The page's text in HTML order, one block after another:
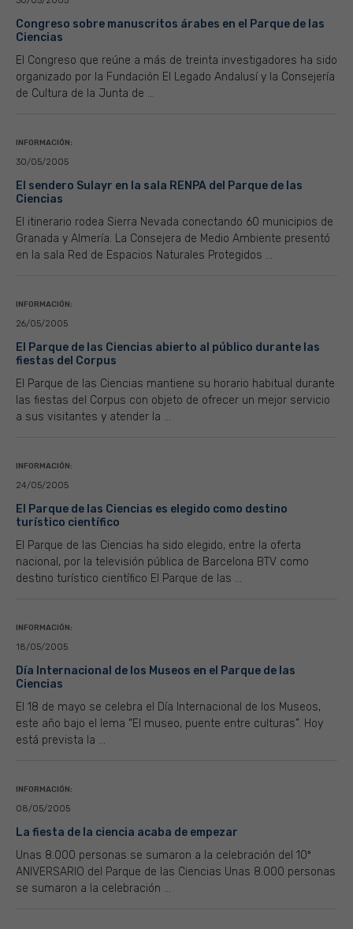
Congreso sobre manuscritos árabes en el Parque de las
Ciencias
El Congreso que reúne a más de treinta investigadores ha sido
organizado por la Fundación El Legado Andalusí y la Consejería
de Cultura de la Junta de ...
INFORMACIÓN:
30/05/2005
El sendero Sulayr en la sala RENPA del Parque de las
Ciencias
El itinerario rodea Sierra Nevada conectando 60 municipios de
Granada y Almería. La Consejera de Medio Ambiente presentó
en la sala Red de Espacios Naturales Protegidos ...
INFORMACIÓN:
26/05/2005
El Parque de las Ciencias abierto al público durante las
fiestas del Corpus
El Parque de las Ciencias mantiene su horario habitual durante
las fiestas del Corpus con objeto de ofrecer un mejor servicio
a sus visitantes y atender la ...
INFORMACIÓN:
24/05/2005
El Parque de las Ciencias es elegido como destino
turístico científico
El Parque de las Ciencias ha sido elegido, entre la oferta
nacional, por la televisión pública de Barcelona BTV como
destino turístico científico El Parque de las ...
INFORMACIÓN:
18/05/2005
Día Internacional de los Museos en el Parque de las
Ciencias
El 18 de mayo se celebra el Día Internacional de los Museos,
este año bajo el lema “El museo, puente entre culturas”. Hoy
está prevista la ...
INFORMACIÓN:
08/05/2005
La fiesta de la ciencia acaba de empezar
Unas 8.000 personas se sumaron a la celebración del 10º
ANIVERSARIO del Parque de las Ciencias Unas 8.000 personas
se sumaron a la celebración ...